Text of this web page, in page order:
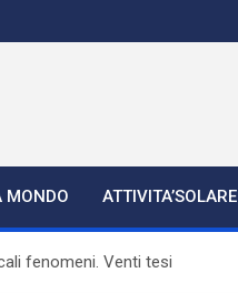
MONDO ATTIVITA’SOLARE
fenomeni. Venti tesi